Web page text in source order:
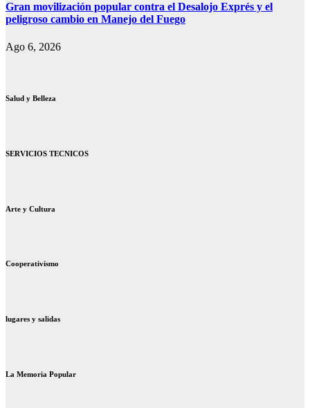
Gran movilización popular contra el Desalojo Exprés y el
peligroso cambio en Manejo del Fuego
Ago 6, 2026
Salud y Belleza
SERVICIOS TECNICOS
Arte y Cultura
Cooperativismo
lugares y salidas
La Memoria Popular